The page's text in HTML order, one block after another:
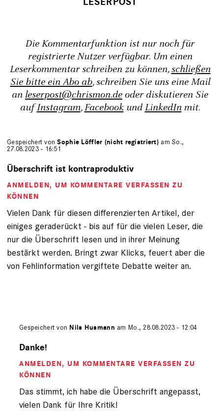
Die Kommentarfunktion ist nur noch für
registrierte Nutzer verfügbar. Um einen
Leserkommentar schreiben zu können,schließen
Sie bitte ein Abo ab, schreiben Sie uns eine Mail
anleserpost@chrismon.de oder diskutieren Sie
aufInstagram,FacebookundLinkedInmit.
Gespeichert vonSophie Löffler (nicht registriert) am So.,
27.08.2023 - 16:51
Überschrift ist kontraproduktiv
ANMELDEN, UM KOMMENTARE VERFASSEN ZU
KÖNNEN
Vielen Dank für diesen differenzierten Artikel, der
einiges geraderückt - bis auf für die vielen Leser, die
nur die Überschrift lesen und in ihrer Meinung
bestärkt werden. Bringt zwar Klicks, feuert aber die
von Fehlinformation vergiftete Debatte weiter an.
Gespeichert von Nils Husmann am Mo., 28.08.2023 - 12:04
auf
Sophie
Löffler
registriert)
Danke!
ANMELDEN, UM KOMMENTARE VERFASSEN ZU
KÖNNEN
Das stimmt, ich habe die Überschrift angepasst,
vielen Dank für Ihre Kritik!